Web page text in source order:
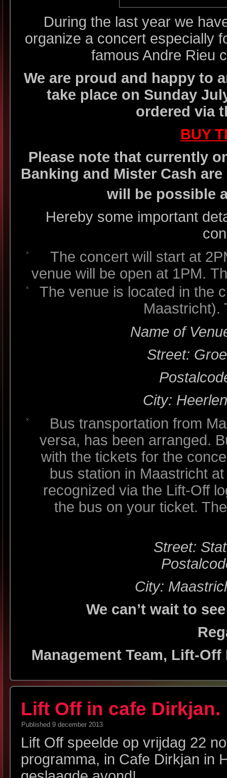
During the last year we
organize a concert especially
famous Andre Rieu
We are proud and happy to
take place on Sunday
ordered via
BUY
Please note that currently
Banking and Mister Cash
will be possible
Hereby some important
The concert will start at
venue will be open at 1PM.
The venue is located in the
Maastricht).
Name of
Street:
City:
Bus transportation from
versa, has been arranged.
with the tickets for the
bus station in Maastricht
recognized via the Lift-Off
the bus on your ticket.
Street:
City:
We can’t wait to
Management Team, Lift-
Lift Off in cafe Dirkjan.
Published 9 december 2013
Lift Off speelde op vrijdag 22
programma, in Cafe Dirkjan in